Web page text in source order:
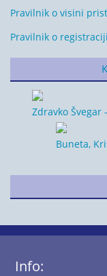
Pravilnik o visini
Pravilnik o
Zdravko Švegar
Buneta,
Info: